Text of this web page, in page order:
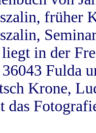
früher
in der
Fulda
Krone,